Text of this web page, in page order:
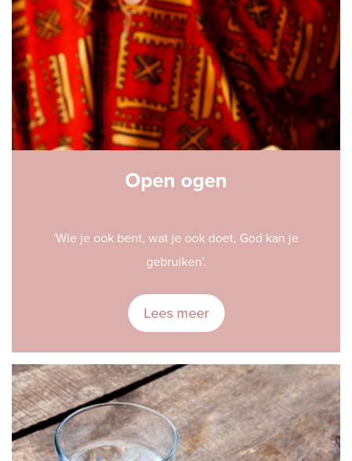
Open ogen
'Wie je ook bent, wat je ook doet, God kan je
gebruiken'.
Lees meer